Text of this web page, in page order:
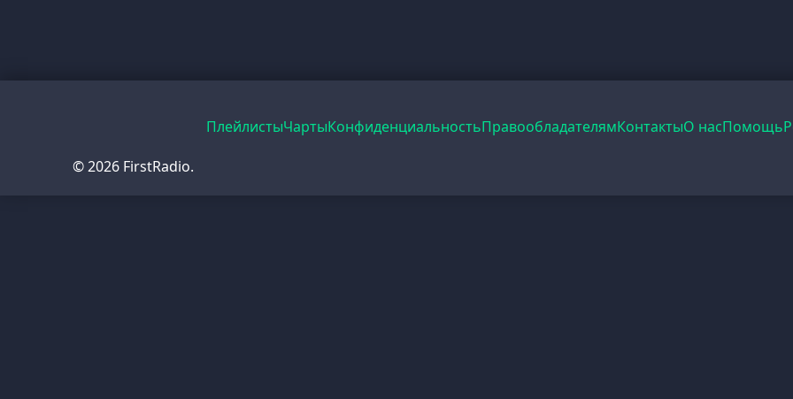
ПлейлистыЧартыКонфиденциальностьПравообладателямКонтактыО насПомощь
© 2026 FirstRadio.